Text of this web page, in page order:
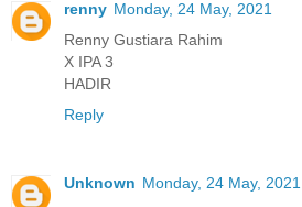
renny Monday, 24 May, 2021
Renny Gustiara Rahim
X IPA 3
HADIR
Reply
Unknown Monday, 24 May, 2021